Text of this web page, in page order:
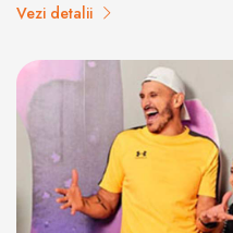
Vezi detalii